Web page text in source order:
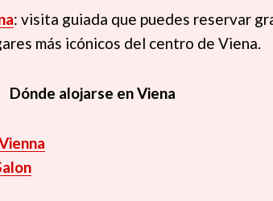
: visita guiada que puedes reservar
más icónicos del centro de Viena.
Dónde alojarse en Viena